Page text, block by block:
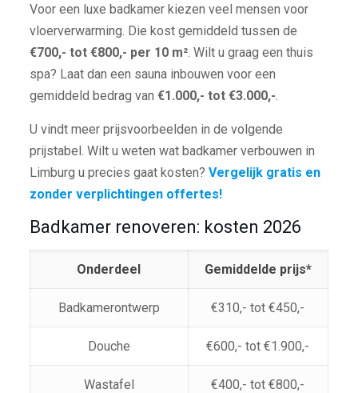
Voor een luxe badkamer kiezen veel mensen voor
vloerverwarming. Die kost gemiddeld tussen de
€700,- tot €800,- per 10 m². Wilt u graag een thuis
spa? Laat dan een sauna inbouwen voor een
gemiddeld bedrag van €1.000,- tot €3.000,-.
U vindt meer prijsvoorbeelden in de volgende
prijstabel. Wilt u weten wat badkamer verbouwen in
Limburg u precies gaat kosten? Vergelijk gratis en
zonder verplichtingen offertes!
Badkamer renoveren: kosten 2026
Onderdeel Gemiddelde prijs*
Badkamerontwerp €310,- tot €450,-
Douche €600,- tot €1.900,-
Wastafel €400,- tot €800,-